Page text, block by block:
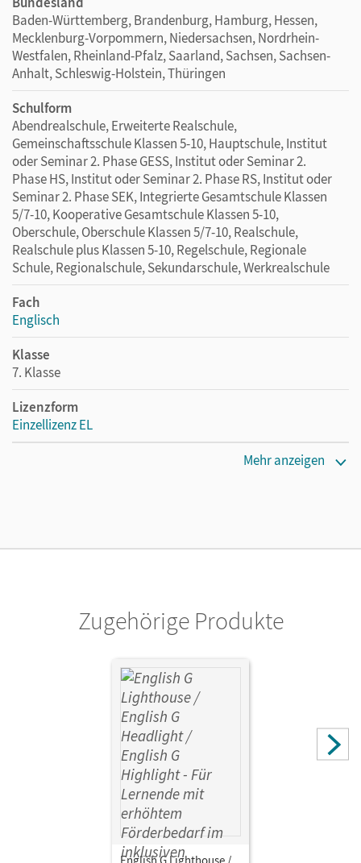
Baden-Württemberg, Brandenburg, Hamburg, Hessen,
Mecklenburg-Vorpommern, Niedersachsen, Nordrhein-
Westfalen, Rheinland-Pfalz, Saarland, Sachsen, Sachsen-
Anhalt, Schleswig-Holstein, Thüringen
Schulform
Abendrealschule, Erweiterte Realschule,
Gemeinschaftsschule Klassen 5-10, Hauptschule, Institut
oder Seminar 2. Phase GESS, Institut oder Seminar 2.
Phase HS, Institut oder Seminar 2. Phase RS, Institut oder
Seminar 2. Phase SEK, Integrierte Gesamtschule Klassen
5/7-10, Kooperative Gesamtschule Klassen 5-10,
Oberschule, Oberschule Klassen 5/7-10, Realschule,
Realschule plus Klassen 5-10, Regelschule, Regionale
Schule, Regionalschule, Sekundarschule, Werkrealschule
Fach
Englisch
Klasse
7. Klasse
Lizenzform
Einzellizenz EL
Cornelsen Verlag
Rudolph, Berit; Lindemann, Beate
Mehr anzeigen
Zugehörige Produkte